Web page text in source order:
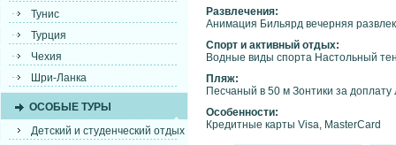
Тунис
Турция
Чехия
Шри-Ланка
ОСОБЫЕ ТУРЫ
Детский и студенческий отдых
Развлечения:
Анимация Бильярд вечерняя
Спорт и активный отдых:
Водные виды спорта Настольный
Пляж:
Песчаный в 50 м Зонтики за
Особенности:
Кредитные карты Visa, MasterCard